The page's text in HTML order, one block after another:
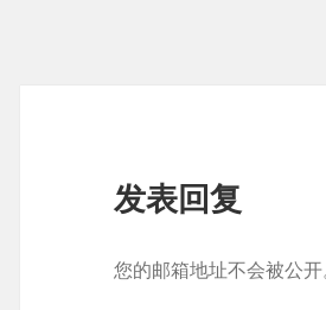
发表回复
您的邮箱地址不会被公开